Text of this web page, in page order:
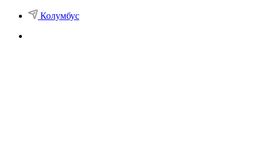
Колумбус